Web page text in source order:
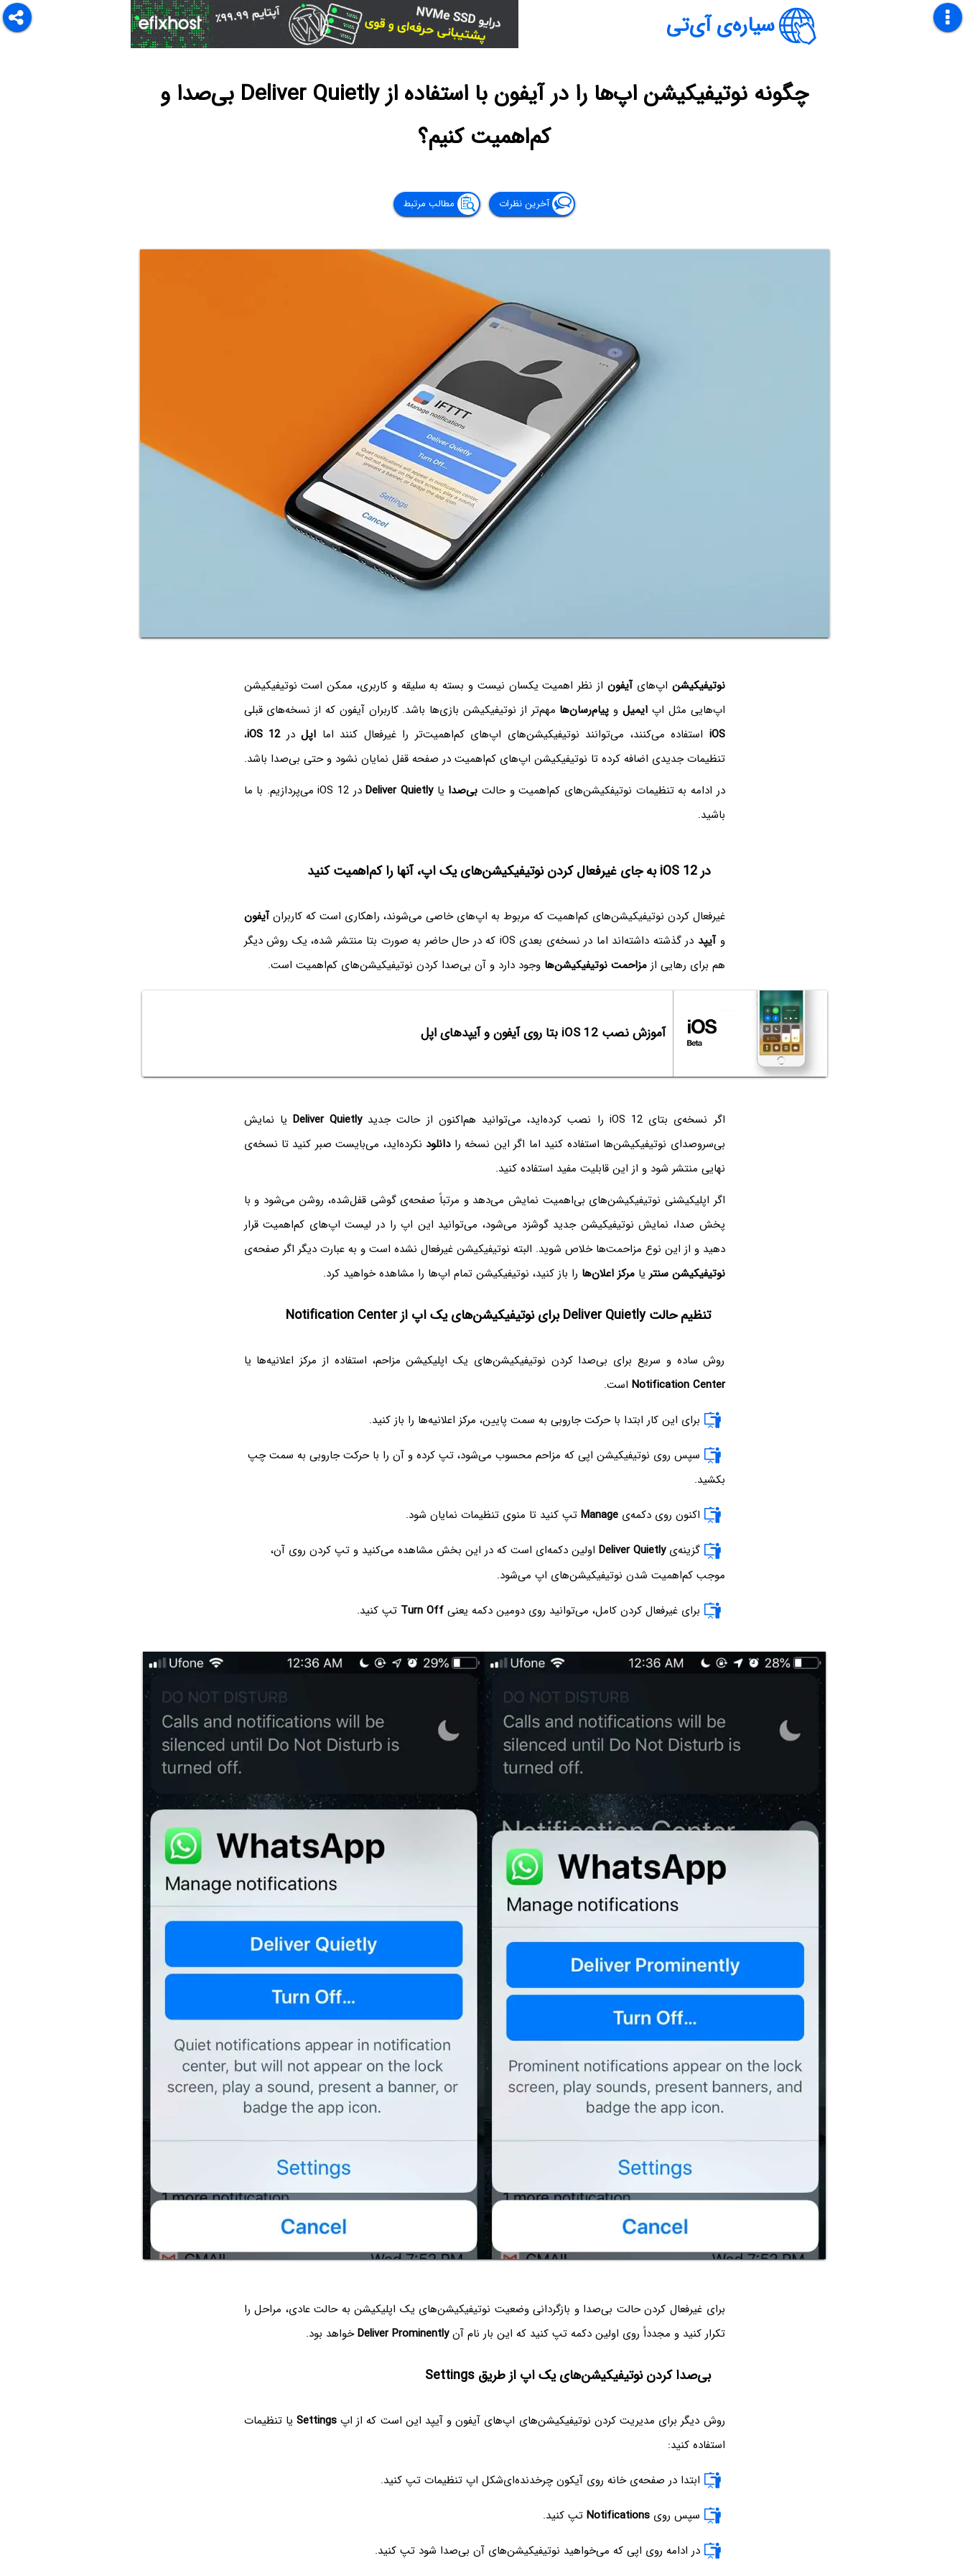
سیاره‌ی آی‌تی
چگونه نوتیفیکیشن اپ‌ها را در آیفون با استفاده از Deliver Quietly بی‌صدا و
کم‌اهمیت کنیم؟
آخرین نظرات مطالب مرتبط
نوتیفیکیشن اپ‌هایآیفون از نظر اهمیت یکسان نیست و بسته به سلیقه و کاربری، ممکن است نوتیفیکیشن
اپ‌هایی مثل اپ ایمیلو پیام‌رسان‌ها مهم‌تر از نوتیفیکیشن بازی‌ها باشد. کاربران آیفون که از نسخه‌های قبلی
iOS استفاده می‌کنند، می‌توانند نوتیفیکیشن‌های اپ‌های کم‌اهمیت‌تر را غیرفعال کنند اما اپل درiOS 12،
تنظیمات جدیدی اضافه کرده تا نوتیفیکیشن اپ‌های کم‌اهمیت در صفحه قفل نمایان نشود و حتی بی‌صدا باشد.
در ادامه به تنظیمات نوتیفکیشن‌های کم‌اهمیت و حالت بی‌صدا یاDeliver Quietly
در iOS 12 می‌پردازیم. با ما
باشید.
در iOS 12 به جای غیرفعال کردن نوتیفیکیشن‌های یک اپ، آنها را کم‌اهمیت کنید
غیرفعال کردن نوتیفیکیشن‌های کم‌اهمیت که مربوط به اپ‌های خاصی می‌شوند، راهکاری است که کاربرانآیفون
وآیپد
در گذشته داشته‌اند اما در نسخه‌ی بعدی iOS که در حال حاضر به صورت بتا منتشر شده، یک روش دیگر
هم برای رهایی ازمزاحمت نوتیفیکیشن‌ها وجود دارد و آن بی‌صدا کردن نوتیفیکیشن‌های کم‌اهمیت است.
آموزش نصب iOS 12 بتا روی آیفون و آیپدهای اپل
اگر نسخه‌ی بتا‌ی iOS 12 را نصب کرده‌اید، می‌توانید هم‌اکنون از حالت جدید Deliver Quietly یا نمایش
بی‌سروصدای نوتیفیکیشن‌ها استفاده کنید اما اگر این نسخه رادانلود نکرده‌اید، می‌بایست صبر کنید تا نسخه‌ی
نهایی منتشر شود و از این قابلیت مفید استفاده کنید.
اگر اپلیکیشنی نوتیفیکیشن‌های بی‌اهمیت نمایش می‌دهد و مرتباً صفحه‌ی گوشی قفل‌شده، روشن می‌شود و با
پخش صدا، نمایش نوتیفیکیشن جدید گوشزد می‌شود، می‌توانید این اپ را در لیست اپ‌های کم‌اهمیت قرار
دهید و از این نوع مزاحمت‌ها خلاص شوید. البته نوتیفیکیشن غیرفعال نشده است و به عبارت دیگر اگر صفحه‌ی
نوتیفیکیشن سنتر یامرکز اعلان‌‌ها را باز کنید، نوتیفیکیشن تمام اپ‌ها را مشاهده خواهید کرد.
تنظیم حالت Deliver Quietly برای نوتیفیکیشن‌های یک اپ از Notification Center
روش ساده و سریع برای بی‌صدا کردن نوتیفیکیشن‌های یک اپلیکیشن مزاحم، استفاده از مرکز اعلانیه‌ها یا
Notification Center است.
برای این کار ابتدا با حرکت جاروبی به سمت پایین، مرکز اعلانیه‌ها را باز کنید.
سپس روی نوتیفیکیشن اپی که مزاحم محسوب می‌شود، تپ کرده و آن را با حرکت جاروبی به سمت چپ
بکشید.
اکنون روی دکمه‌یManage تپ کنید تا منوی تنظیمات نمایان شود.
گزینه‌یDeliver Quietly اولین دکمه‌ای است که در این بخش مشاهده می‌کنید و تپ کردن روی آن،
موجب کم‌اهمیت شدن نوتیفیکیشن‌های اپ می‌شود.
برای غیرفعال کردن کامل، می‌توانید روی دومین دکمه یعنیTurn Off تپ کنید.
برای غیرفعال کردن حالت بی‌صدا و بازگردانی وضعیت نوتیفیکیشن‌های یک اپلیکیشن به حالت عادی، مراحل را
تکرار کنید و مجدداً روی اولین دکمه تپ کنید که این بار نام آنDeliver Prominentlyخواهد بود.
بی‌صدا کردن نوتیفیکیشن‌های یک اپ از طریق Settings
روش دیگر برای مدیریت کردن نوتیفیکیشن‌های اپ‌های آیفون و آیپد این است که از اپSettings یا تنظیمات
استفاده کنید:
ابتدا در صفحه‌ی خانه روی آیکون چرخدنده‌ای‌شکل اپ تنظیمات تپ کنید.
سپس رویNotifications تپ کنید.
در ادامه روی اپی که می‌خواهید نوتیفیکیشن‌های آن بی‌صدا شود تپ کنید.